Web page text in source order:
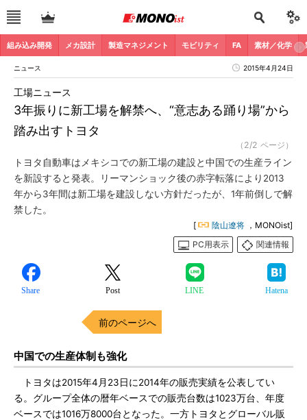
組み込み開発 メカ設計 製造マネジメント モビリティ FA 素材／化学
ニュース 2015年4月24日
3年振りに新工場を解禁へ、“意志ある踊り場”から
踏み出すトヨタ
工場ニュース
（2/2 ページ）
トヨタ自動車はメキシコでの新工場の建設と中国での生産ライン
を新設すると発表。リーマンショック後の赤字転落により2013
年から3年間は新工場を建設しない方針だったが、1年前倒しで解
禁した。
[ 陰山遼将 ，MONOist]
PC用表示
関連情報
Share Post LINE Hatena
前のページへ
中国での生産体制も強化
トヨタは2015年4月23日に2014年の販売実績を公表してい
る。グループ全体の暦年ベースでの販売台数は1023万台、年度
ベースでは1016万8000台となった。一方トヨタとグローバル販